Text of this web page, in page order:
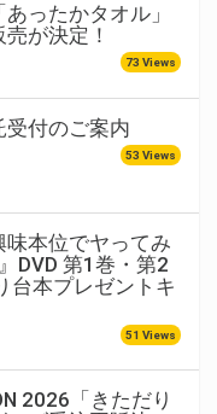
ったかタオル」
が決定！
73 Views
受付のご案内
53 Views
味本位でヤってみ
DVD 第1巻・第2
台本プレゼントキ
51 Views
2026「きただり